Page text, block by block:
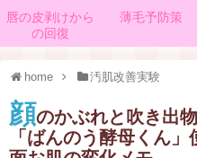
唇の皮剥けから
の回復
薄毛予防策
home 汚肌改善実験
顔のかぶれと吹き出
「ばんのう酵母くん